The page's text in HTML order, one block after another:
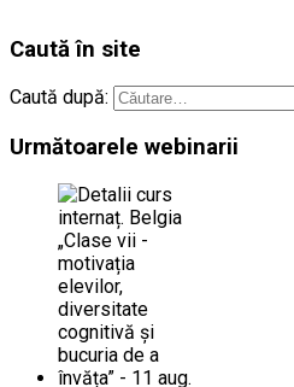
Caută în site
Caută după:
Următoarele webinarii